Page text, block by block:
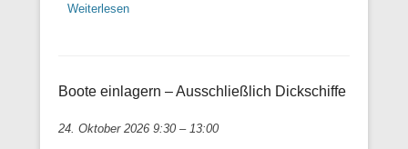
Weiterlesen
Boote einlagern – Ausschließlich Dickschiffe
24. Oktober 2026 9:30 – 13:00